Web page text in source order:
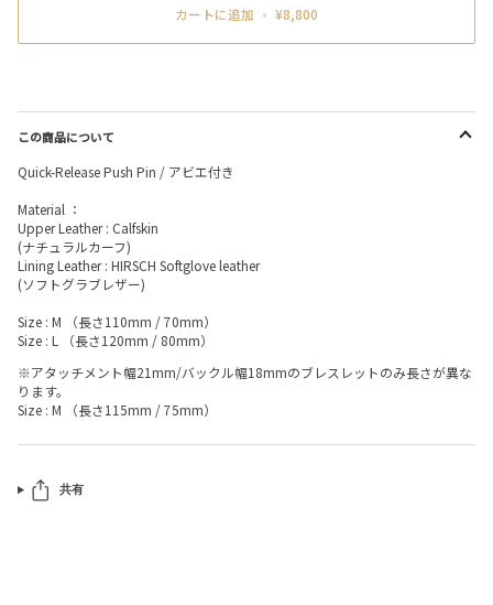
カートに追加 • ¥8,800
この商品について
Quick-Release Push Pin / アビエ付き
Material ：
Upper Leather : Calfskin
(ナチュラルカーフ)
Lining Leather : HIRSCH Softglove leather
(ソフトグラブレザー)
Size : M （長さ110mm / 70mm）
Size : L （長さ120mm / 80mm）
※アタッチメント幅21mm/バックル幅18mmのブレスレットのみ長さが異な
ります。
Size : M （長さ115mm / 75mm）
共有